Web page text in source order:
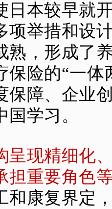
日本较早就
项举措和设
熟，形成了
保险的“一
保障、企业
学习。
呈现精细化
担重要角色
和康复界定